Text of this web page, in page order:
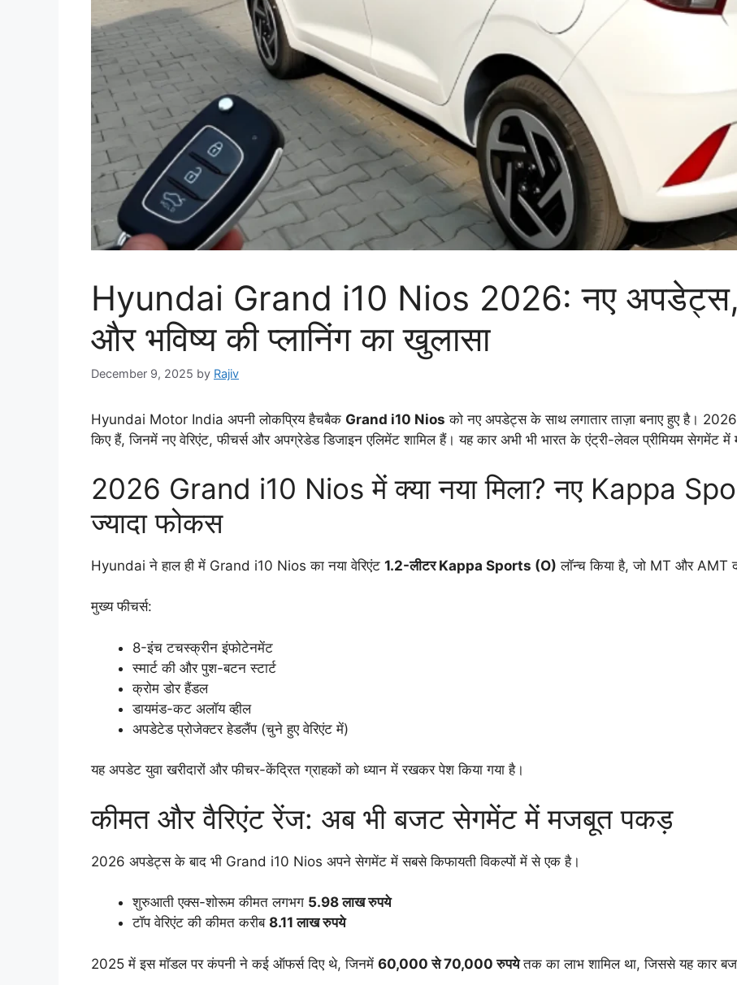
Hyundai Grand i10 Nios 2026: नए
और भविष्य की प्लानिंग का खुलासा
December 9, 2025 by Rajiv
Hyundai Motor India अपनी लोकप्रिय हैचबैक Grand i10 Nios को नए अपडेट्स के साथ लगातार ताज़ा बनाए हुए है।
किए हैं, जिनमें नए वेरिएंट, फीचर्स और अपग्रेडेड डिजाइन एलिमेंट शामिल हैं। यह कार अभी भी भारत के एंट्री-लेवल प्रीमियम सेगमेंट में
2026 Grand i10 Nios में क्या नया मिला? नए Kappa
ज्यादा फोकस
Hyundai ने हाल ही में Grand i10 Nios का नया वेरिएंट 1.2-लीटर Kappa Sports (O) लॉन्च किया है, जो MT और AMT
मुख्य फीचर्स:
8-इंच टचस्क्रीन इंफोटेनमेंट
स्मार्ट की और पुश-बटन स्टार्ट
क्रोम डोर हैंडल
डायमंड-कट अलॉय व्हील
अपडेटेड प्रोजेक्टर हेडलैंप (चुने हुए वेरिएंट में)
यह अपडेट युवा खरीदारों और फीचर-केंद्रित ग्राहकों को ध्यान में रखकर पेश किया गया है।
कीमत और वैरिएंट रेंज: अब भी बजट सेगमेंट में मजबूत पकड़
2026 अपडेट्स के बाद भी Grand i10 Nios अपने सेगमेंट में सबसे किफायती विकल्पों में से एक है।
शुरुआती एक्स-शोरूम कीमत लगभग 5.98 लाख रुपये
टॉप वेरिएंट की कीमत करीब 8.11 लाख रुपये
2025 में इस मॉडल पर कंपनी ने कई ऑफर्स दिए थे, जिनमें 60,000 से 70,000 रुपयेतक का लाभ शामिल था, जिससे यह कार